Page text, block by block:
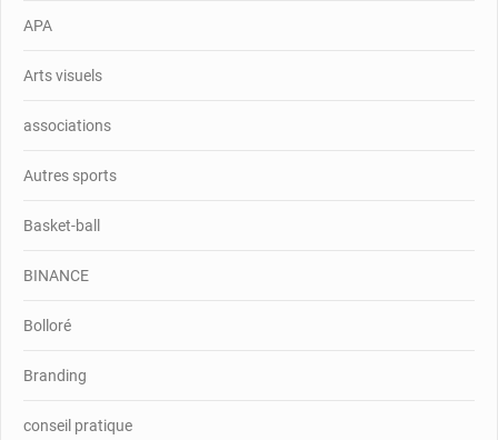
APA
Arts visuels
associations
Autres sports
Basket-ball
BINANCE
Bolloré
Branding
conseil pratique